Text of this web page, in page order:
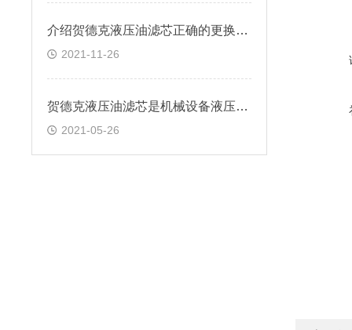
介绍贺德克液压油滤芯正确的更换方法
2021-11-26
贺德克液压油滤芯是机械设备液压系统中重要部件
2021-05-26